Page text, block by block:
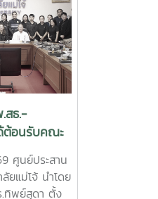
สธ.-
ต้อนรับคณะ
ลเมืองต้น
ศูนย์ประสาน
ยแม่โจ้ นำโดย
.ทิพย์สุดา ตั้ง